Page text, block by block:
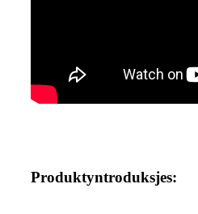
Produktyntroduksjes: